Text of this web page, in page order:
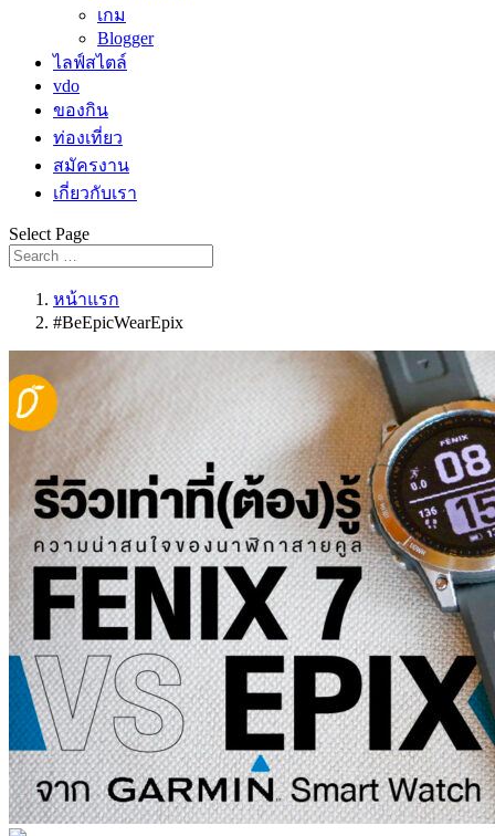
เกม
Blogger
ไลฟ์สไตล์
vdo
ของกิน
ท่องเที่ยว
สมัครงาน
เกี่ยวกับเรา
Select Page
หน้าแรก
#BeEpicWearEpix